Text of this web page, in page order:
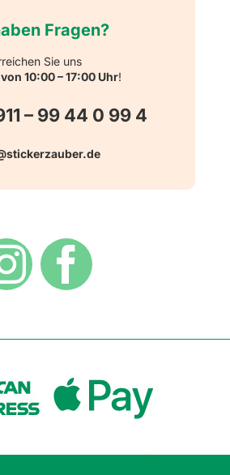
Fragen?
Sie uns
10:00 – 17:00 Uhr!
– 99 44 0 99 4